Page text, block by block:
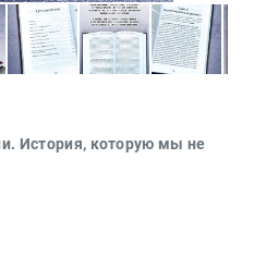
История, которую мы не